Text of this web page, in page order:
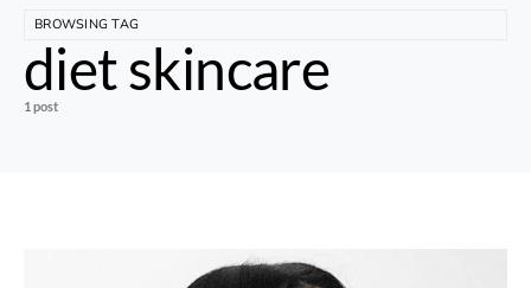
BROWSING TAG
diet skincare
1 post